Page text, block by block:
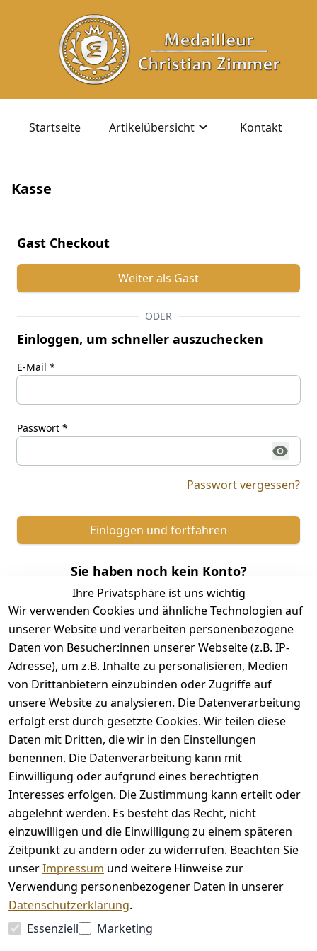
Startseite Artikelübersicht Kontakt
Kasse
Gast Checkout
Weiter als Gast
ODER
Einloggen, um schneller auszuchecken
E-Mail *
Passwort *
Passwort vergessen?
Einloggen und fortfahren
Sie haben noch kein Konto?
Keine Sorge. Sie können nach Ihrer Bestellung ein
Konto erstellen!
Ihre Privatsphäre ist uns wichtig
Wir verwenden Cookies und ähnliche Technologien auf
unserer Website und verarbeiten personenbezogene
Daten von Besucher:innen unserer Webseite (z.B. IP-
Adresse), um z.B. Inhalte zu personalisieren, Medien
von Drittanbietern einzubinden oder Zugriffe auf
unsere Website zu analysieren. Die Datenverarbeitung
erfolgt erst durch gesetzte Cookies. Wir teilen diese
Daten mit Dritten, die wir in den Einstellungen
benennen. Die Datenverarbeitung kann mit
Einwilligung oder aufgrund eines berechtigten
Interesses erfolgen. Die Zustimmung kann erteilt oder
abgelehnt werden. Es besteht das Recht, nicht
einzuwilligen und die Einwilligung zu einem späteren
Zeitpunkt zu ändern oder zu widerrufen. Beachten Sie
unserImpressum und weitere Hinweise zur
Verwendung personenbezogener Daten in unserer
Datenschutzerklärung.
Essenziell
Marketing
Rechtliches
AGB
Impressum
Datenschutze
rklärung
Barrierefreihe
itserklärung
Widerrufsrec
ht
Kontakt
Kontakt
Registrieren